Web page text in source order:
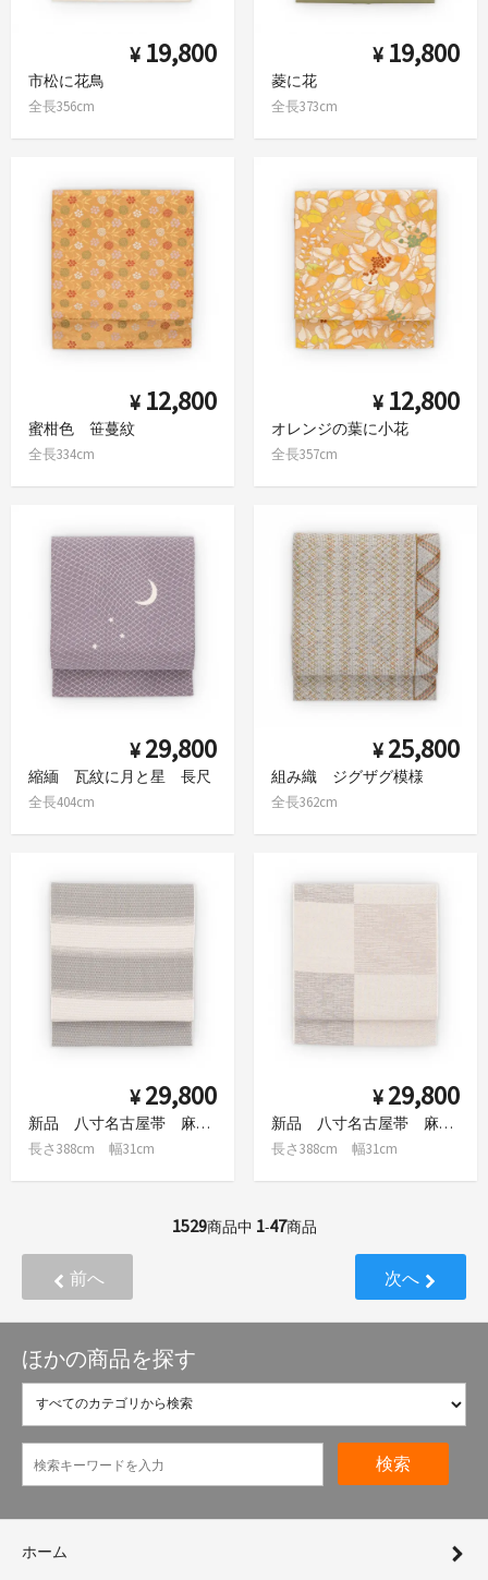
¥ 19,800
市松に花鳥
全長356cm
¥ 19,800
菱に花
全長373cm
¥ 12,800
蜜柑色 笹蔓紋
全長334cm
¥ 12,800
オレンジの葉に小花
全長357cm
¥ 29,800
縮緬 瓦紋に月と星 長尺
全長404cm
¥ 25,800
組み織 ジグザグ模様
全長362cm
¥ 29,800
新品 八寸名古屋帯 麻 横段
長さ388cm 幅31cm
¥ 29,800
新品 八寸名古屋帯 麻 市松
長さ388cm 幅31cm
1529商品中 1-47商品
前へ 次へ
ほかの商品を探す
検索
ホーム